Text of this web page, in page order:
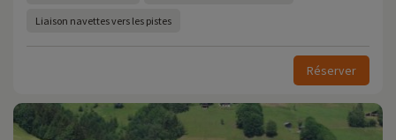
Liaison navettes vers les pistes
Réserver